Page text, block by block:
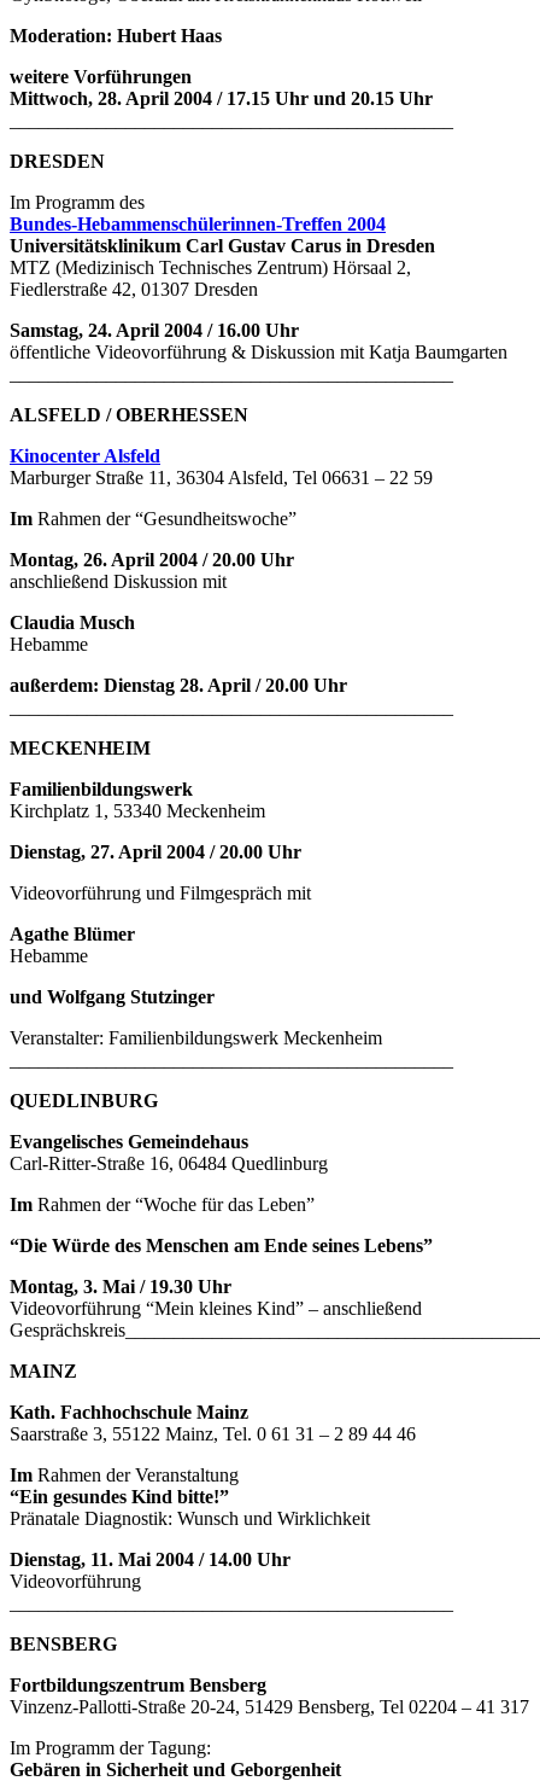
Moderation: Hubert Haas
weitere Vorführungen
Mittwoch, 28. April 2004 / 17.15 Uhr und 20.15 Uhr
DRESDEN
Im Programm des
Bundes-Hebammenschülerinnen-Treffen 2004
Universitätsklinikum Carl Gustav Carus in Dresden
MTZ (Medizinisch Technisches Zentrum) Hörsaal 2,
Fiedlerstraße 42, 01307 Dresden
Samstag, 24. April 2004 / 16.00 Uhr
öffentliche Videovorführung & Diskussion mit Katja Baumgarten
ALSFELD / OBERHESSEN
Kinocenter Alsfeld
Marburger Straße 11, 36304 Alsfeld, Tel 06631 – 22 59
Im Rahmen der “Gesundheitswoche”
Montag, 26. April 2004 / 20.00 Uhr
anschließend Diskussion mit
Claudia Musch
Hebamme
außerdem: Dienstag 28. April / 20.00 Uhr
MECKENHEIM
Familienbildungswerk
Kirchplatz 1, 53340 Meckenheim
Dienstag, 27. April 2004 / 20.00 Uhr
Videovorführung und Filmgespräch mit
Agathe Blümer
Hebamme
und Wolfgang Stutzinger
Veranstalter: Familienbildungswerk Meckenheim
QUEDLINBURG
Evangelisches Gemeindehaus
Carl-Ritter-Straße 16, 06484 Quedlinburg
Im Rahmen der “Woche für das Leben”
“Die Würde des Menschen am Ende seines Lebens”
Montag, 3. Mai / 19.30 Uhr
Videovorführung “Mein kleines Kind” – anschließend
MAINZ
Kath. Fachhochschule Mainz
Saarstraße 3, 55122 Mainz, Tel. 0 61 31 – 2 89 44 46
Im Rahmen der Veranstaltung
“Ein gesundes Kind bitte!”
Pränatale Diagnostik: Wunsch und Wirklichkeit
Dienstag, 11. Mai 2004 / 14.00 Uhr
Videovorführung
BENSBERG
Fortbildungszentrum Bensberg
Vinzenz-Pallotti-Straße 20-24, 51429 Bensberg, Tel 02204 – 41 317
Im Programm der Tagung:
Gebären in Sicherheit und Geborgenheit